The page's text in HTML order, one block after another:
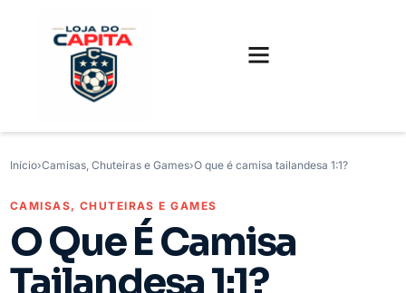
Início›Camisas, Chuteiras e Games›O que é camisa tailandesa 1:1?
CAMISAS, CHUTEIRAS E GAMES
O Que É Camisa
Tailandesa 1:1?